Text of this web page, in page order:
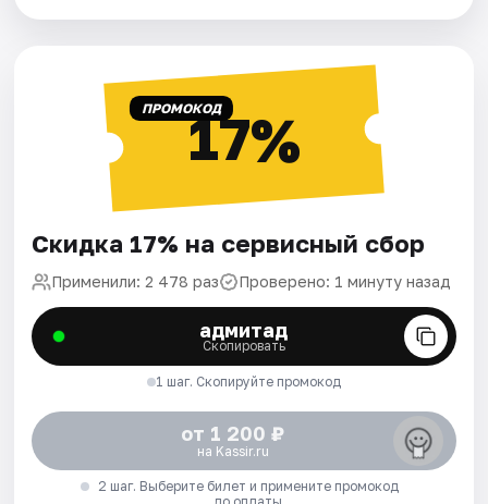
ПРОМОКОД17%
Скидка 17% на сервисный сбор
Применили: 2 478 раз Проверено: 1 минуту назад
адмитад
Скопировать
1 шаг. Скопируйте промокод
от 1 200 ₽
на Kassir.ru
2 шаг. Выберите билет и примените промокод